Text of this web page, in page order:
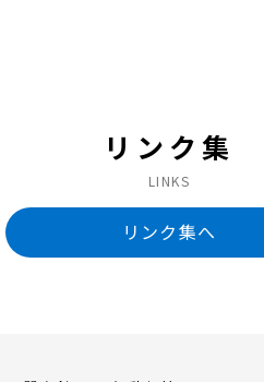
リンク集
LINKS
リンク集へ